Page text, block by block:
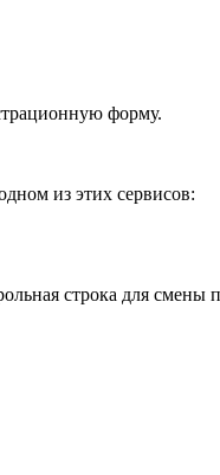
форму.
из этих сервисов:
строка для